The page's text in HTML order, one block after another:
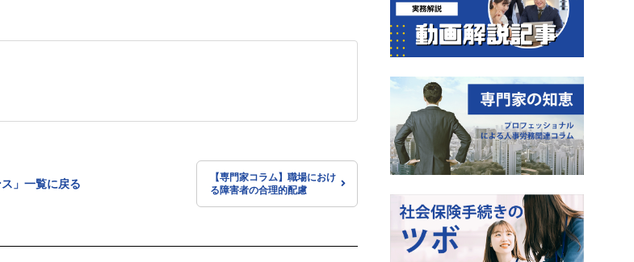
ス」一覧に戻る
【専門家コラム】職場におけ
る障害者の合理的配慮